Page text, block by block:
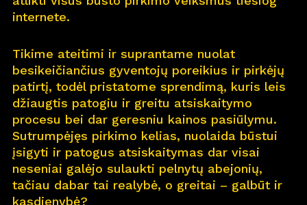
Apiemus
Karjera 11
Naujienos
Nauj ų namų kortelė
Kontaktai
internete.
Tikime ateitimi ir suprantame nuolat
besikeičiančius gyventojų poreikius ir pirkėjų
patirtį, todėl pristatome sprendimą, kuris leis
džiaugtis patogiu ir greitu atsiskaitymo
procesu bei dar geresniu kainos pasiūlymu.
Sutrumpėjęs pirkimo kelias, nuolaida būstui
įsigyti ir patogus atsiskaitymas dar visai
neseniai galėjo sulaukti pelnytų abejonių,
tačiau dabar tai realybė, o greitai – galbūt ir
kasdienybė?